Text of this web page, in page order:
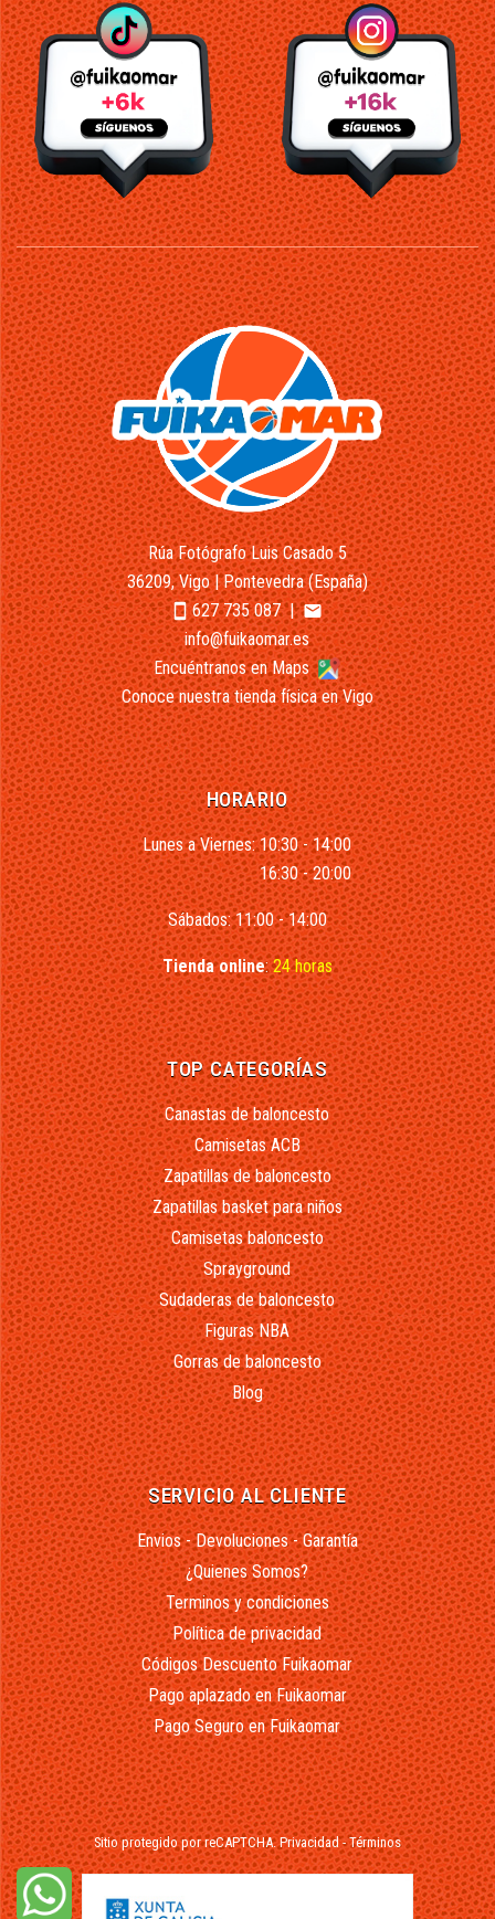
Rúa Fotógrafo Luis Casado 5
36209, Vigo | Pontevedra (España)
smartphone627 735 087|email
info@fuikaomar.es
Encuéntranos en Maps
Conoce nuestra tienda física en Vigo
HORARIO
Lunes a Viernes: 10:30 - 14:00
16:30 - 20:00
Sábados: 11:00 - 14:00
Tienda online:24 horas
TOP CATEGORÍAS
Canastas de baloncesto
Camisetas ACB
Zapatillas de baloncesto
Zapatillas basket para niños
Camisetas baloncesto
Sprayground
Sudaderas de baloncesto
Figuras NBA
Gorras de baloncesto
Blog
SERVICIO AL CLIENTE
Envios - Devoluciones - Garantía
¿Quienes Somos?
Terminos y condiciones
Política de privacidad
Códigos Descuento Fuikaomar
Pago aplazado en Fuikaomar
Pago Seguro en Fuikaomar
Sitio protegido por reCAPTCHA.Privacidad-Términos